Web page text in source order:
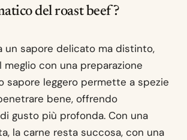
del roast beef?
un sapore delicato ma distinto,
meglio con una preparazione
sapore leggero permette a spezie
bene, offrendo
gusto più profonda. Con una
la carne resta succosa, con una